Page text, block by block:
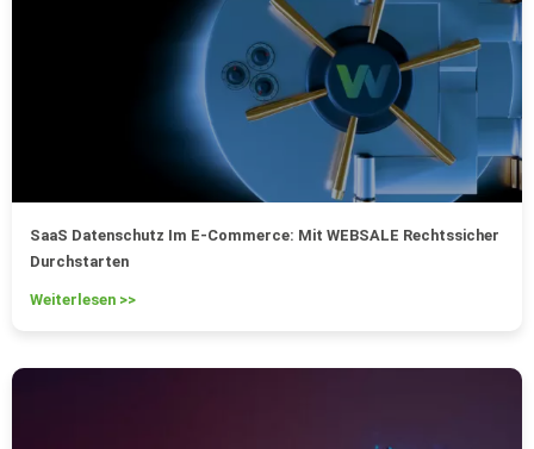
SaaS Datenschutz Im E-Commerce: Mit WEBSALE Rechtssicher
Durchstarten
Weiterlesen >>